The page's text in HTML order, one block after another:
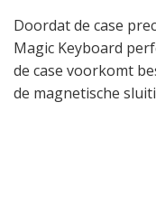
Doordat de case
Magic Keyboard
de case voorkomt
de magnetische